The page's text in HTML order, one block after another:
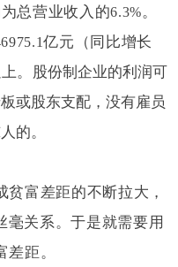
总营业收入的6.3%。
亿元（同比增长
。 股份制企业的利润可
或股东支配，没有雇员
的。
富差距的不断拉大，
毫关系。于是就需要用
距。